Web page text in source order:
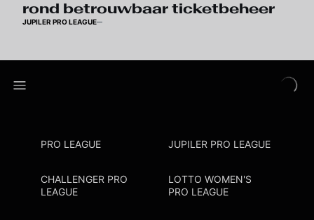
rond betrouwbaar ticketbeheer
JUPILER PRO LEAGUE
PRO LEAGUE JUPILER PRO LEAGUE
CHALLENGER PRO
LEAGUE
LOTTO WOMEN'S
PRO LEAGUE